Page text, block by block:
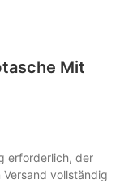
Mit
erforderlich, der
vollständig